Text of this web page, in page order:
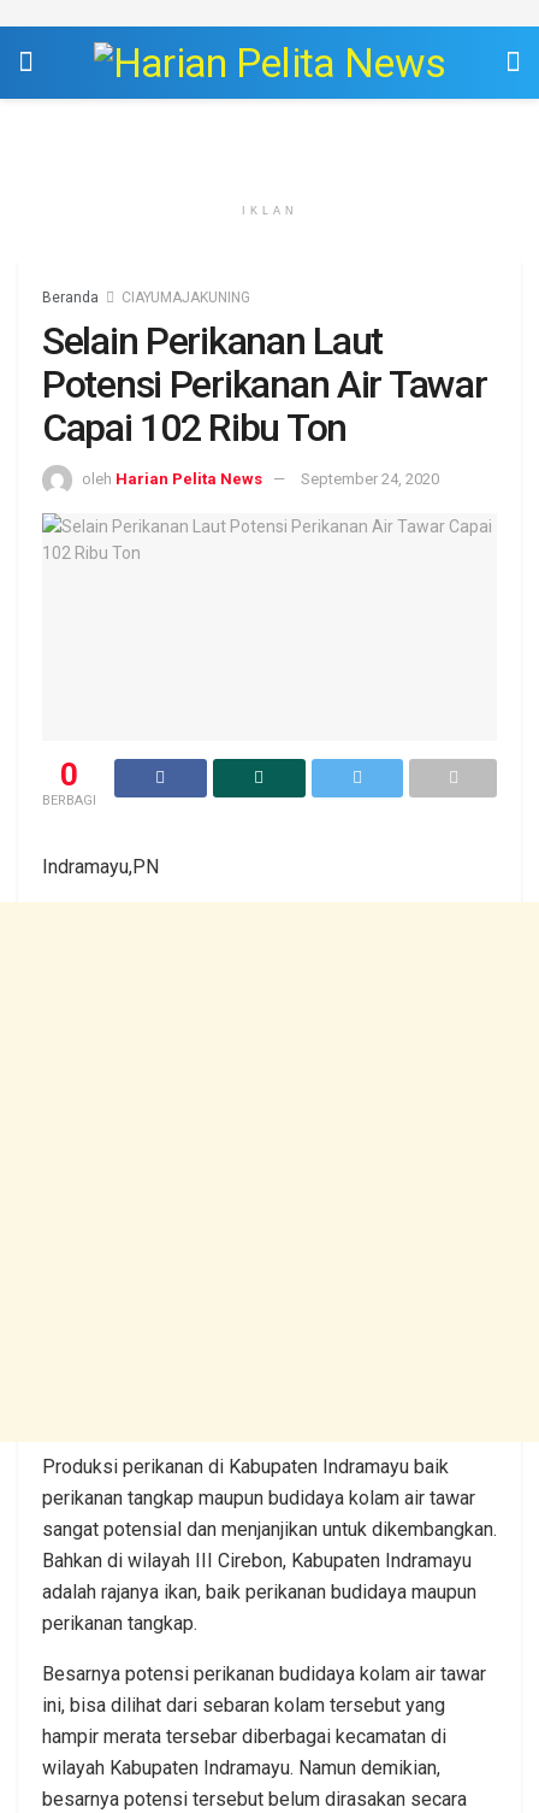
IKLAN
Beranda CIAYUMAJAKUNING
Selain Perikanan Laut
Potensi Perikanan Air Tawar
Capai 102 Ribu Ton
oleh Harian Pelita News September 24, 2020
0
BERBAGI
Indramayu,PN
Produksi perikanan di Kabupaten Indramayu baik
perikanan tangkap maupun budidaya kolam air tawar
sangat potensial dan menjanjikan untuk dikembangkan.
Bahkan di wilayah III Cirebon, Kabupaten Indramayu
adalah rajanya ikan, baik perikanan budidaya maupun
perikanan tangkap.
Besarnya potensi perikanan budidaya kolam air tawar
ini, bisa dilihat dari sebaran kolam tersebut yang
hampir merata tersebar diberbagai kecamatan di
wilayah Kabupaten Indramayu. Namun demikian,
besarnya potensi tersebut belum dirasakan secara